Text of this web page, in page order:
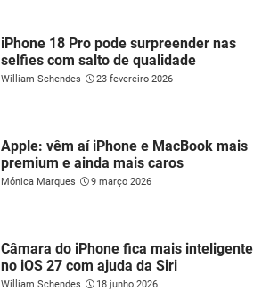
iPhone 18 Pro pode surpreender nas
selfies com salto de qualidade
William Schendes 23 fevereiro 2026
Apple: vêm aí iPhone e MacBook mais
premium e ainda mais caros
Mónica Marques 9 março 2026
Câmara do iPhone fica mais inteligente
no iOS 27 com ajuda da Siri
William Schendes 18 junho 2026